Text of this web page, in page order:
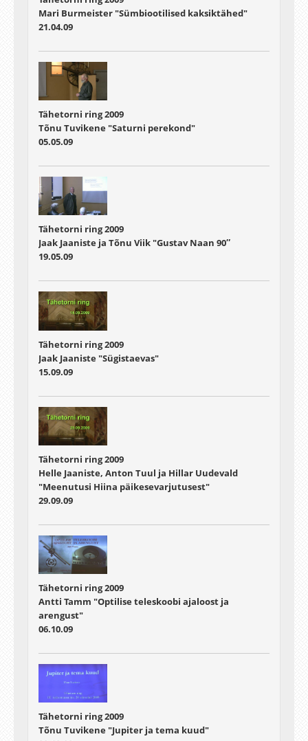
Mari Burmeister "Sümbiootilised kaksiktähed"
21.04.09
Tähetorni ring 2009
Tõnu Tuvikene "Saturni perekond"
05.05.09
Tähetorni ring 2009
Jaak Jaaniste ja Tõnu Viik "Gustav Naan 90″
19.05.09
Tähetorni ring 2009
Jaak Jaaniste "Sügistaevas"
15.09.09
Tähetorni ring 2009
Helle Jaaniste, Anton Tuul ja Hillar Uudevald
"Meenutusi Hiina päikesevarjutusest"
29.09.09
Tähetorni ring 2009
Antti Tamm "Optilise teleskoobi ajaloost ja
arengust"
06.10.09
Tähetorni ring 2009
Tõnu Tuvikene "Jupiter ja tema kuud"